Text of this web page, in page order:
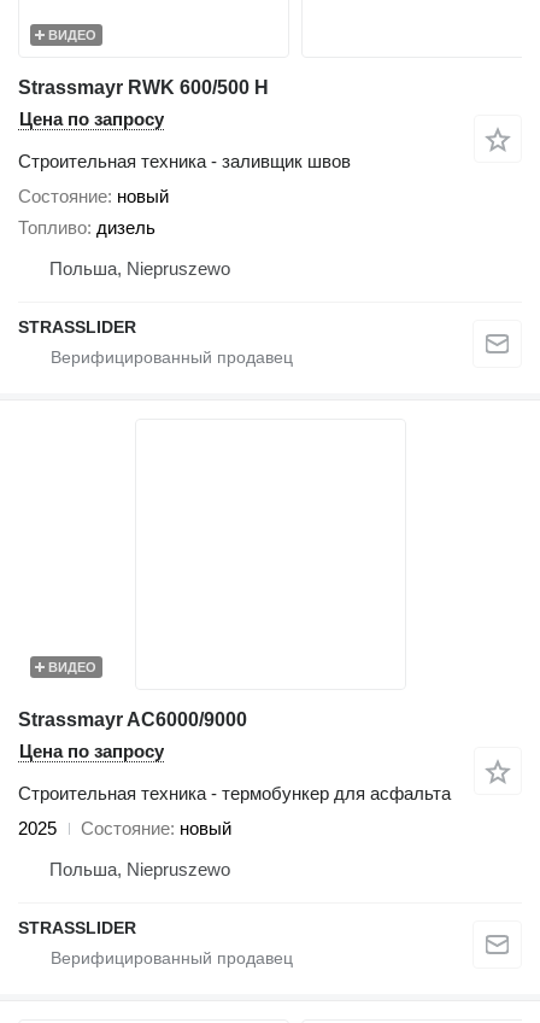
ВИДЕО
Strassmayr RWK 600/500 H
Цена по запросу
Строительная техника - заливщик швов
Состояние новый
Топливо дизель
Польша, Niepruszewo
STRASSLIDER
ВИДЕО
Strassmayr AC6000/9000
Цена по запросу
Строительная техника - термобункер для асфальта
2025
Состояние новый
Польша, Niepruszewo
STRASSLIDER